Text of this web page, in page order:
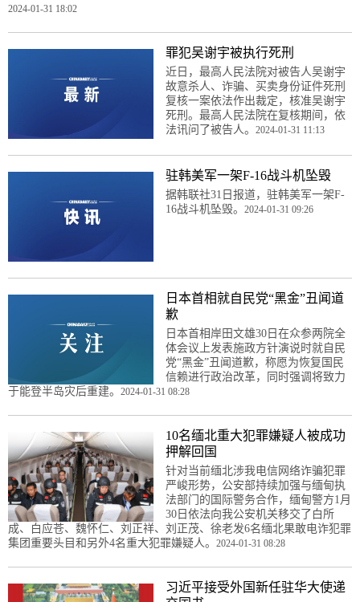
2024-01-31 18:02
罪犯吴谢宇被执行死刑
近日，最高人民法院对被告人吴谢宇
故意杀人、诈骗、买卖身份证件死刑
复核一案依法作出裁定，核准吴谢宇
死刑。最高人民法院在复核期间，依
法讯问了被告人。 2024-01-31 11:13
驻韩美军一架F-16战斗机坠毁
据韩联社31日报道，驻韩美军一架F-
16战斗机坠毁。 2024-01-31 09:26
日本首相就自民党“黑金”丑闻道
歉
日本首相岸田文雄30日在众参两院全
体会议上发表施政方针演说时就自民
党“黑金”丑闻道歉，称愿为恢复国民
信赖进行政治改革，同时强调将致力
于能登半岛灾后重建。 2024-01-31 08:28
10名缅北重大犯罪嫌疑人被成功
押解回国
针对当前缅北涉我电信网络诈骗犯罪
严峻形势，公安部持续加强与缅甸执
法部门的国际警务合作，缅甸警方1月
30日依法向我公安机关移交了白所
成、白应苍、魏怀仁、刘正祥、刘正茂、徐老发6名缅北果敢电诈犯罪
集团重要头目和另外4名重大犯罪嫌疑人。 2024-01-31 08:28
习近平接受外国新任驻华大使递